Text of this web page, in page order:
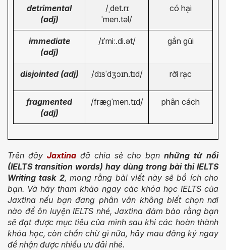
detrimental
(adj)
/ˌdet.rɪ
ˈmen.təl/
có hại
immediate
(adj)
/ɪˈmiː.di.ət/ gần gũi
disjointed (adj) /dɪsˈdʒɔɪn.tɪd/ rời rạc
fragmented
(adj)
/fræɡˈmen.tɪd/ phân cách
Trên đây Jaxtina đã chia sẻ cho bạn những từ nối
(IELTS transition words) hay dùng trong bài thi IELTS
Writing task 2, mong rằng bài viết này sẽ bổ ích cho
bạn. Và hãy tham khảo ngay các khóa học IELTS của
Jaxtina nếu bạn đang phân vân không biết chọn nơi
nào để ôn luyện IELTS nhé, Jaxtina đảm bảo rằng bạn
sẽ đạt được mục tiêu của mình sau khi các hoàn thành
khóa học, còn chần chừ gì nữa, hãy mau đăng ký ngay
để nhận được nhiều ưu đãi nhé.